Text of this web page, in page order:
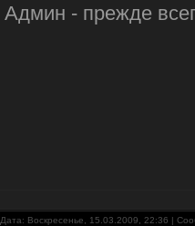
Админ - прежде
Дата: Воскресенье, 15.03.2009, 22:36 |